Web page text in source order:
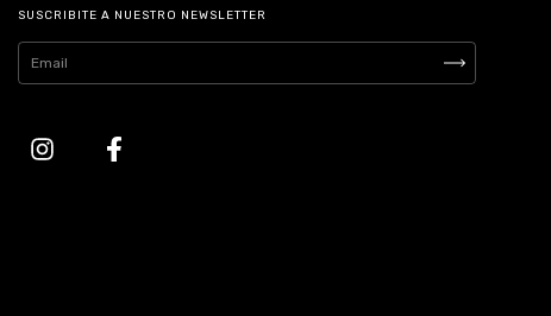
SUSCRIBITE A NUESTRO NEWSLETTER